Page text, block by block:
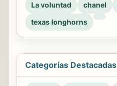
La voluntad
chanel
texas longhorns
Categorías Destacadas